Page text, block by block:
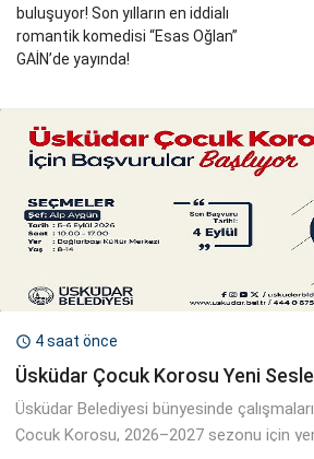
buluşuyor! Son yılların en iddialı
romantik komedisi “Esas Oğlan”
GAİN’de yayında!
 4 saat önce
Üsküdar Çocuk Korosu Yeni
Üsküdar Belediyesi bünyesinde
Çocuk Korosu, 2026–2027 sezonu için